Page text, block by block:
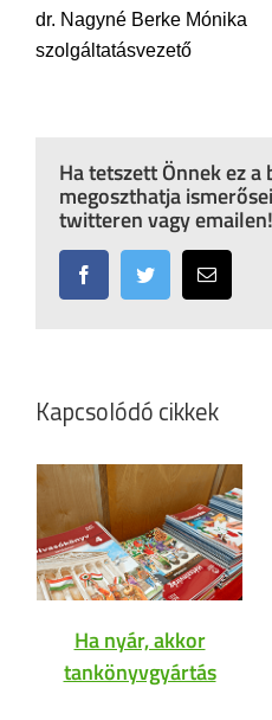
dr. Nagyné Berke Mónika
szolgáltatásvezető
Ha tetszett Önnek ez a
megoszthatja
twitteren vagy emailen!
FacebookTwitter Email:
Kapcsolódó cikkek
Ha nyár, akkor
tankönyvgyártás